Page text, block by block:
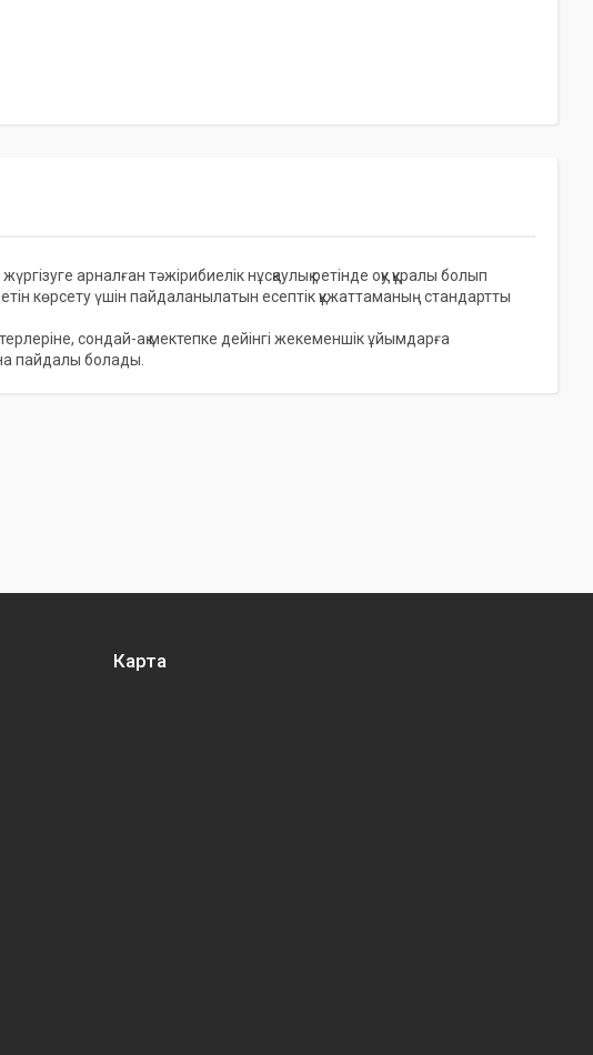
арналған тәжірибиелік нұсқаулық ретінде оқу құралы болып
көрсету үшін пайдаланылатын есептік құжаттаманың стандартты
сондай-ақ мектепке дейінгі жекеменшік ұйымдарға
пайдалы болады.
Карта